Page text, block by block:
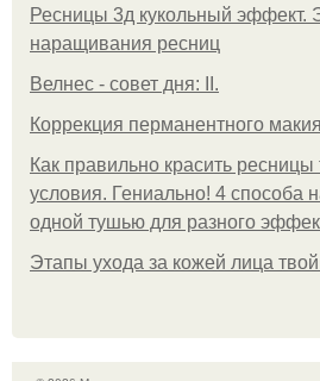
Ресницы 3д кукольный
наращивания ресниц
Велнес - совет дня: II.
Коррекция перманентного
Как правильно красить
условия. Гениально! 4 способа
одной тушью для разного
Этапы ухода за кожей лица твой